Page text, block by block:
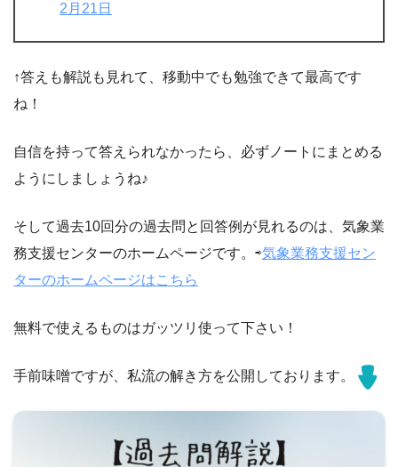
2月21日
↑答えも解説も見れて、移動中でも勉強できて最高です
ね！
自信を持って答えられなかったら、必ずノートにまとめる
ようにしましょうね♪
そして過去10回分の過去問と回答例が見れるのは、気象業
務支援センターのホームページです。⇨気象業務支援セン
ターのホームページはこちら
無料で使えるものはガッツリ使って下さい！
手前味噌ですが、私流の解き方を公開しております。